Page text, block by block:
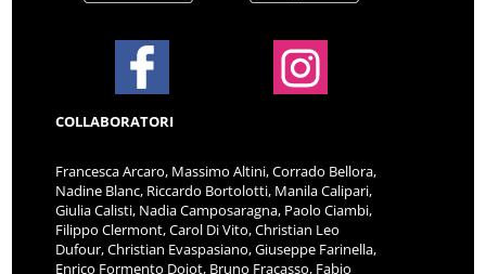
COLLABORATORI
Francesca Arcaro, Massimo Altini, Corrado Bellora,
Nadine Blanc, Riccardo Bortolotti, Manila Calipari,
Giulia Calisti, Nadia Camposaragna, Paolo Ciambi,
Filippo Clermont, Carol Di Vito, Christian Leo
Dufour, Christian Evaspasiano, Giuseppe Farinella,
Enrico Formento Dojot, Bruno Fracasso, Fabio